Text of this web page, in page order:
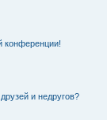
конференции!
и недругов?